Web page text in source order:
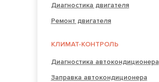
Диагностика двигателя
Ремонт двигателя
КЛИМАТ-КОНТРОЛЬ
Диагностика автокондиционера
Заправка автокондиционера